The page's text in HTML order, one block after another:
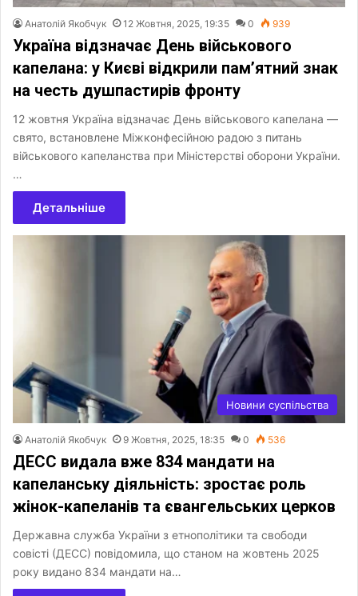
Анатолій Якобчук 12 Жовтня, 2025, 19:35 0 939
Україна відзначає День військового
капелана: у Києві відкрили пам’ятний знак
на честь душпастирів фронту
12 жовтня Україна відзначає День військового капелана —
свято, встановлене Міжконфесійною радою з питань
військового капеланства при Міністерстві оборони України.
…
Детальніше
Новини суспільства
Анатолій Якобчук 9 Жовтня, 2025, 18:35 0 536
ДЕСС видала вже 834 мандати на
капеланську діяльність: зростає роль
жінок-капеланів та євангельських церков
Державна служба України з етнополітики та свободи
совісті (ДЕСС) повідомила, що станом на жовтень 2025
року видано 834 мандати на…